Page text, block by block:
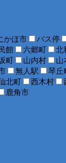
かほ市 バス停
館 六郷町 北
町 山内村 山
無人駅 琴丘
北町 西木村
鹿角市